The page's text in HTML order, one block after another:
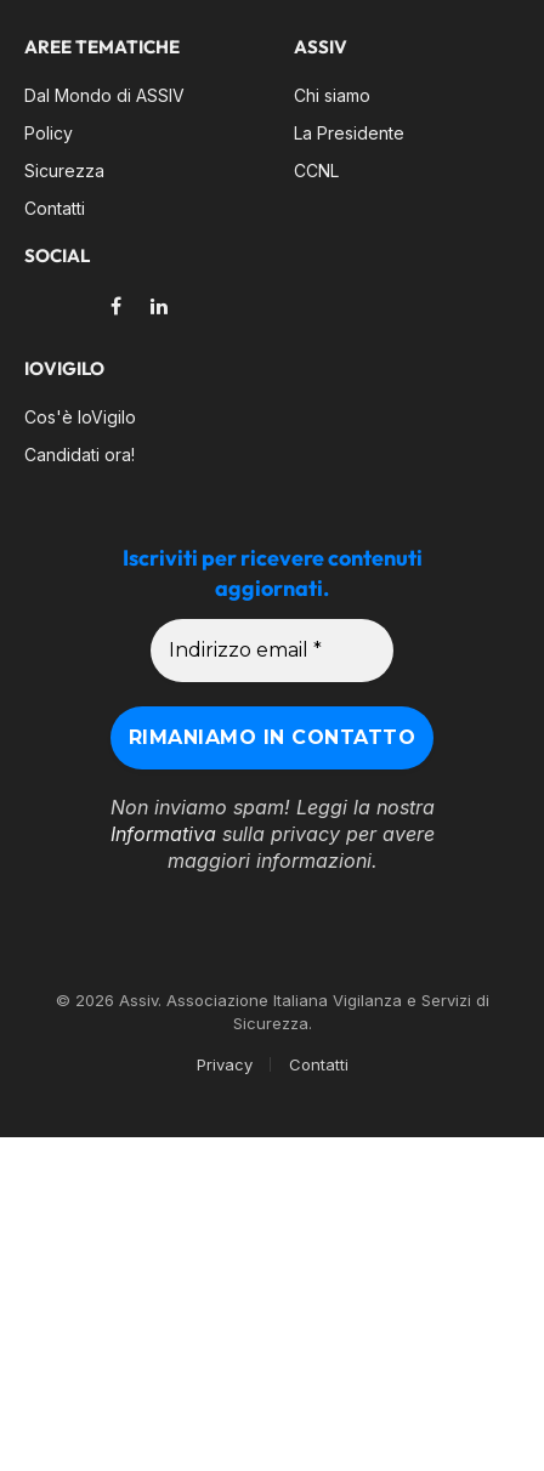
AREE TEMATICHE
Dal Mondo di ASSIV
Policy
Sicurezza
Contatti
SOCIAL
FacebookLinkedIn
ASSIV
Chi siamo
La Presidente
CCNL
IOVIGILO
Cos'è IoVigilo
Candidati ora!
Iscriviti per ricevere contenuti
aggiornati.
Non inviamo spam! Leggi la nostra
Informativasulla privacy per avere
maggiori informazioni.
© 2026 Assiv. Associazione Italiana Vigilanza e Servizi di
Sicurezza.
Privacy Contatti